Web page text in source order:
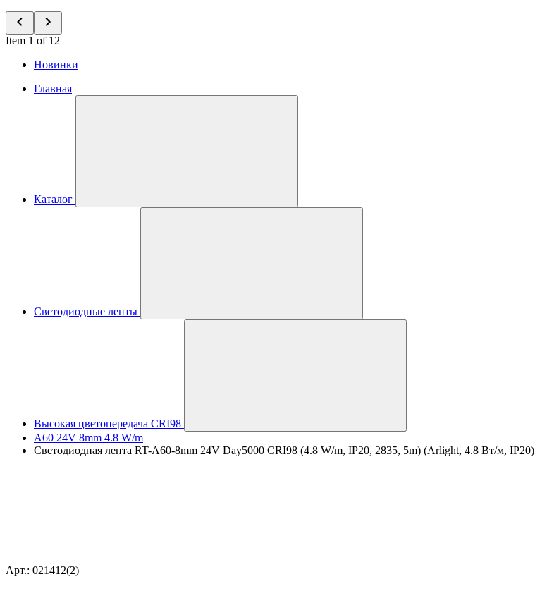
Item 1 of 12
Новинки
Главная
Каталог
Светодиодные ленты
Высокая цветопередача CRI98
A60 24V 8mm 4.8 W/m
Светодиодная лента RT-A60-8mm 24V Day5000 CRI98 (4.8 W/m, IP20, 2835, 5m) (Arlight, 4.8 Вт/м, IP20)
Арт.: 021412(2)